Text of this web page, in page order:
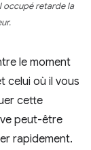
occupé retarde la
le moment
celui où il vous
cette
peut-être
rapidement.